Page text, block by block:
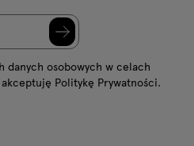
danych osobowych w celach
Politykę Prywatności.